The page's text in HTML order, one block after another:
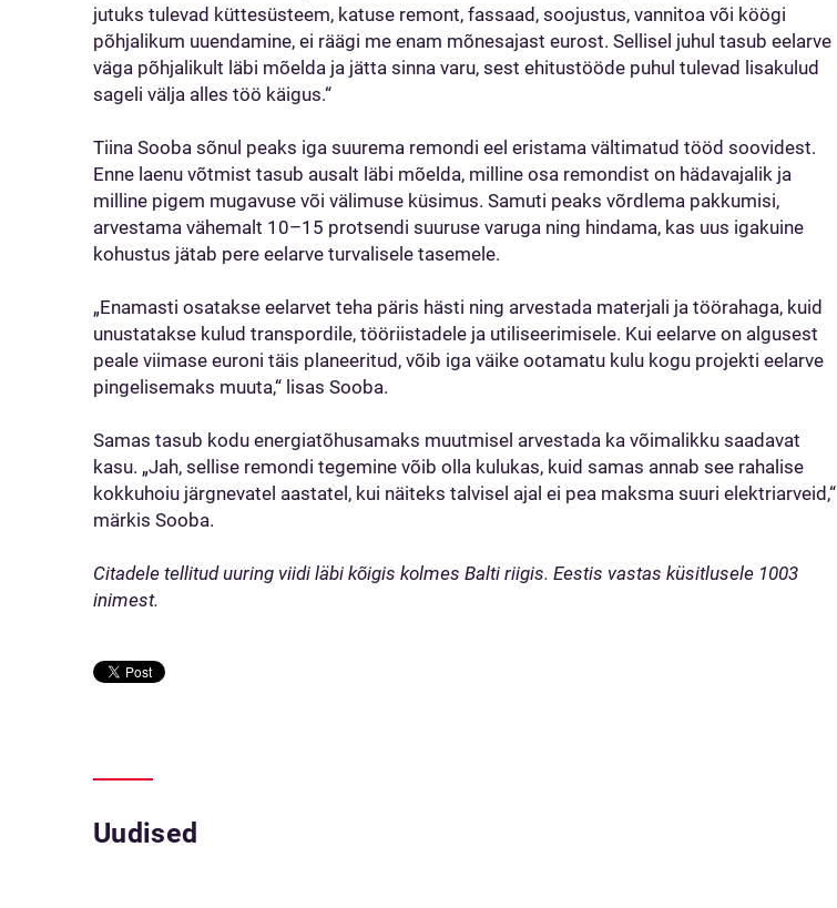
jutuks tulevad küttesüsteem, katuse remont, fassaad, soojustus, vannitoa või köögi
põhjalikum uuendamine, ei räägi me enam mõnesajast eurost. Sellisel juhul tasub eelarve
väga põhjalikult läbi mõelda ja jätta sinna varu, sest ehitustööde puhul tulevad lisakulud
sageli välja alles töö käigus.“
Tiina Sooba sõnul peaks iga suurema remondi eel eristama vältimatud tööd soovidest.
Enne laenu võtmist tasub ausalt läbi mõelda, milline osa remondist on hädavajalik ja
milline pigem mugavuse või välimuse küsimus. Samuti peaks võrdlema pakkumisi,
arvestama vähemalt 10–15 protsendi suuruse varuga ning hindama, kas uus igakuine
kohustus jätab pere eelarve turvalisele tasemele.
„Enamasti osatakse eelarvet teha päris hästi ning arvestada materjali ja töörahaga, kuid
unustatakse kulud transpordile, tööriistadele ja utiliseerimisele. Kui eelarve on algusest
peale viimase euroni täis planeeritud, võib iga väike ootamatu kulu kogu projekti eelarve
pingelisemaks muuta,“ lisas Sooba.
Samas tasub kodu energiatõhusamaks muutmisel arvestada ka võimalikku saadavat
kasu. „Jah, sellise remondi tegemine võib olla kulukas, kuid samas annab see rahalise
kokkuhoiu järgnevatel aastatel, kui näiteks talvisel ajal ei pea maksma suuri elektriarveid,“
märkis Sooba.
Citadele tellitud uuring viidi läbi kõigis kolmes Balti riigis. Eestis vastas küsitlusele 1003
inimest.
Uudised